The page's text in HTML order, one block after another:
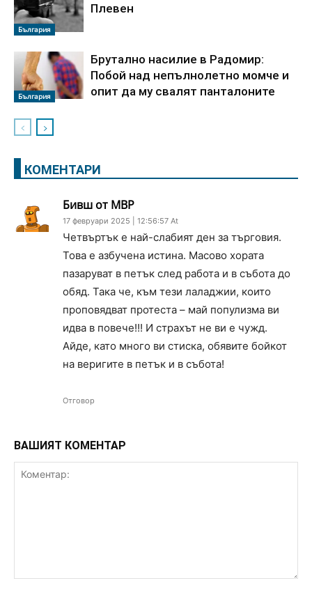
България
Плевен
България
Брутално насилие в Радомир:
Побой над непълнолетно момче и
опит да му свалят панталоните
КОМЕНТАРИ
Бивш от МВР
17 февруари 2025 | 12:56:57 At
Четвъртък е най-слабият ден за търговия.
Това е азбучена истина. Масово хората
пазаруват в петък след работа и в събота до
обяд. Така че, към тези лаладжии, които
проповядват протеста – май популизма ви
идва в повече!!! И страхът не ви е чужд.
Айде, като много ви стиска, обявите бойкот
на веригите в петък и в събота!
Отговор
ВАШИЯТ КОМЕНТАР